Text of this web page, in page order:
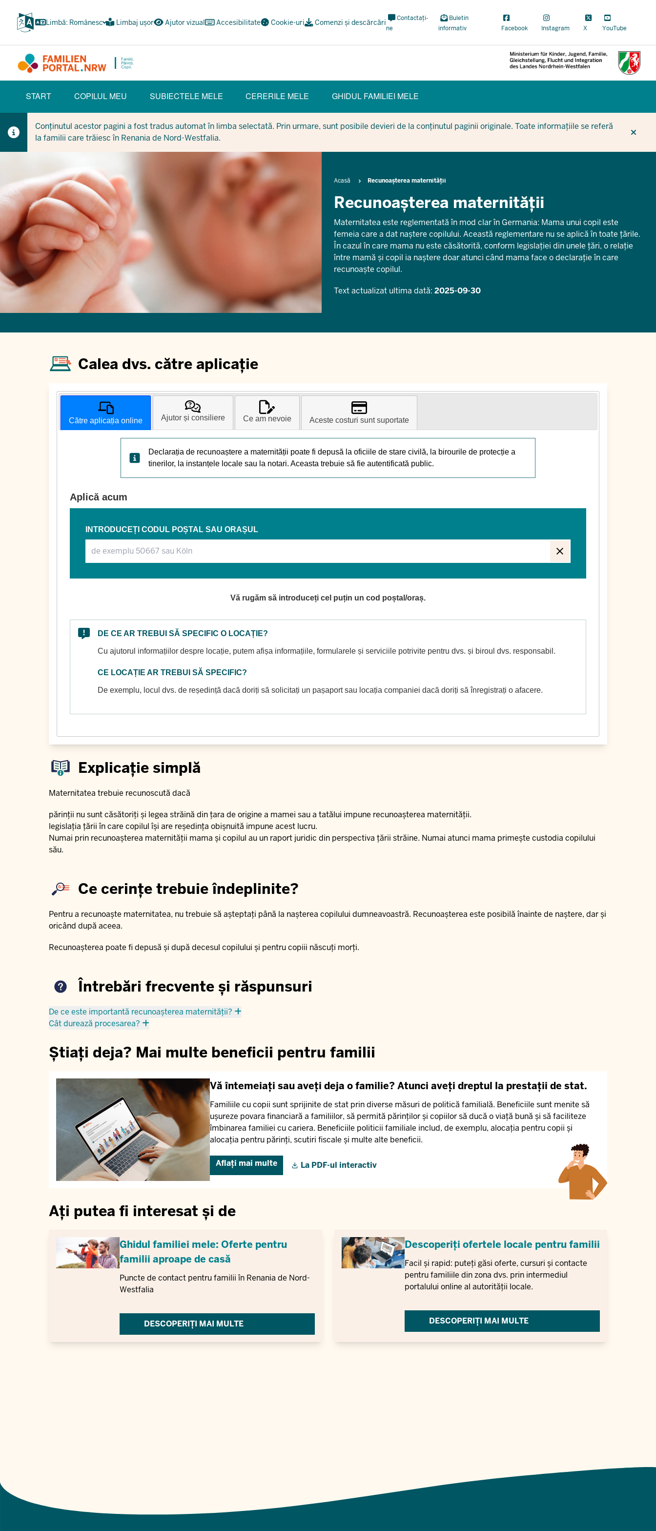
conținutul
Limbă: Românesc Limbaj ușor Ajutor vizual Accesibilitate Cookie-uri Comenzi și descărcări Meta
Navi
Contactați-
ne
Buletin
informativ
Facebook Instagram X YouTube
Familii.
Părinți.
Copii.
(BÜRGERBEREICH)
START COPILUL MEU SUBIECTELE MELE CERERILE MELE GHIDUL FAMILIEI MELE
Conținutul acestor pagini a fost tradus automat în limba selectată. Prin urmare, sunt posibile devieri de la conținutul paginii originale. Toate informațiile se referă
la familii care trăiesc în Renania de Nord-Westfalia.
Breadcrumb
Acasă Recunoașterea maternității
Recunoașterea maternității
Maternitatea este reglementată în mod clar în Germania: Mama unui copil este
femeia care a dat naștere copilului. Această reglementare nu se aplică în toate țările.
În cazul în care mama nu este căsătorită, conform legislației din unele țări, o relație
între mamă și copil ia naștere doar atunci când mama face o declarație în care
recunoaște copilul.
Text actualizat ultima dată:2025-09-30
Calea dvs. către aplicație
Către aplicația online Ajutor și consiliere Ce am nevoie Aceste costuri sunt suportate
Declarația de recunoaștere a maternității poate fi depusă la oficiile de stare civilă, la birourile de protecție a
tinerilor, la instanțele locale sau la notari. Aceasta trebuie să fie autentificată public.
Aplică acum
INTRODUCEȚI CODUL POȘTAL SAU ORAȘUL
Vă rugăm să introduceți cel puțin un cod poștal/oraș.
DE CE AR TREBUI SĂ SPECIFIC O LOCAȚIE?
Cu ajutorul informațiilor despre locație, putem afișa informațiile, formularele și serviciile potrivite pentru dvs. și biroul dvs. responsabil.
CE LOCAȚIE AR TREBUI SĂ SPECIFIC?
De exemplu, locul dvs. de reședință dacă doriți să solicitați un pașaport sau locația companiei dacă doriți să înregistrați o afacere.
Explicație simplă
Maternitatea trebuie recunoscută dacă
părinții nu sunt căsătoriți și legea străină din țara de origine a mamei sau a tatălui impune recunoașterea maternității.
legislația țării în care copilul își are reședința obișnuită impune acest lucru.
Numai prin recunoașterea maternității mama și copilul au un raport juridic din perspectiva țării străine. Numai atunci mama primește custodia copilului
său.
Ce cerințe trebuie îndeplinite?
Pentru a recunoaște maternitatea, nu trebuie să așteptați până la nașterea copilului dumneavoastră. Recunoașterea este posibilă înainte de naștere, dar și
oricând după aceea.
Recunoașterea poate fi depusă și după decesul copilului și pentru copiii născuți morți.
Întrebări frecvente și răspunsuri
De ce este importantă recunoașterea maternității?
Cât durează procesarea?
Știați deja? Mai multe beneficii pentru familii
Vă întemeiați sau aveți deja o familie? Atunci aveți dreptul la prestații de stat.
Familiile cu copii sunt sprijinite de stat prin diverse măsuri de politică familială. Beneficiile sunt menite să
ușureze povara financiară a familiilor, să permită părinților și copiilor să ducă o viață bună și să faciliteze
îmbinarea familiei cu cariera. Beneficiile politicii familiale includ, de exemplu, alocația pentru copii și
alocația pentru părinți, scutiri fiscale și multe alte beneficii.
Aflați mai multe La PDF-ul interactiv
Ați putea fi interesat și de
Ghidul familiei mele: Oferte pentru
familii aproape de casă
Puncte de contact pentru familii în Renania de Nord-
Westfalia
DESCOPERIȚI MAI MULTE
Descoperiți ofertele locale pentru familii
Facil și rapid: puteți găsi oferte, cursuri și contacte
pentru familiile din zona dvs. prin intermediul
portalului online al autorității locale.
DESCOPERIȚI MAI MULTE